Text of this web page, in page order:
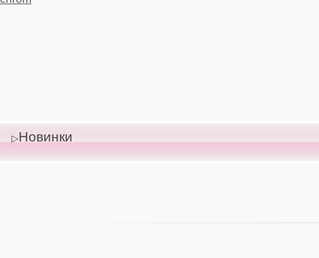
Цена со
Новинки